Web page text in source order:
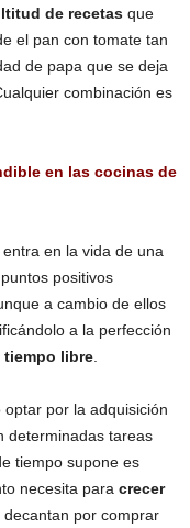
de recetas que
el pan con tomate tan
de papa que se deja
combinación es
en las cocinas de
en la vida de una
positivos
a cambio de ellos
a la perfección
libre.
por la adquisición
determinadas tareas
tiempo supone es
necesita para crecer
por comprar